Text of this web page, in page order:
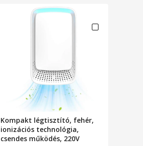
Kompakt légtisztító, fehér,
ionizációs technológia,
csendes működés, 220V